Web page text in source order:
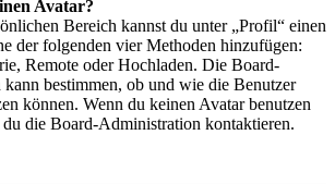
Avatar?
Bereich kannst du unter „Profil“ einen
der folgenden vier Methoden hinzufügen:
Remote oder Hochladen. Die Board-
bestimmen, ob und wie die Benutzer
können. Wenn du keinen Avatar benutzen
du die Board-Administration kontaktieren.